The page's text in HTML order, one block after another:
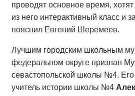
проводят основное время,
из него интерактивный класс и
пояснил Евгений Шеремеев.
Лучшим городским школьным
федеральном округе признан
севастопольской школы №4. Его
учитель истории школы №4